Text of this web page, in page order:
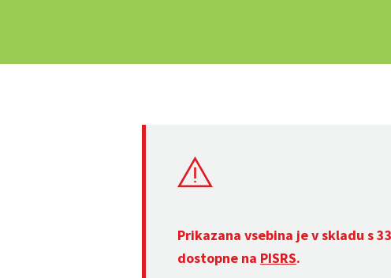
Prikazana vsebina je v skladu s
dostopne na PISRS.